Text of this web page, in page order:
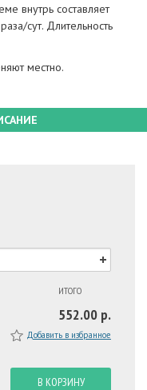
внутрь составляет
сут. Длительность
местно.
ИТОГО
552.00 р.
Добавить в избранное
В КОРЗИНУ